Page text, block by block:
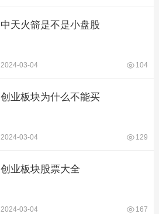
中天火箭是不是小盘股
2024-03-04 104
创业板块为什么不能买
2024-03-04 129
创业板块股票大全
2024-03-04 167